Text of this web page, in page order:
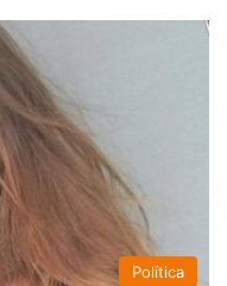
Política